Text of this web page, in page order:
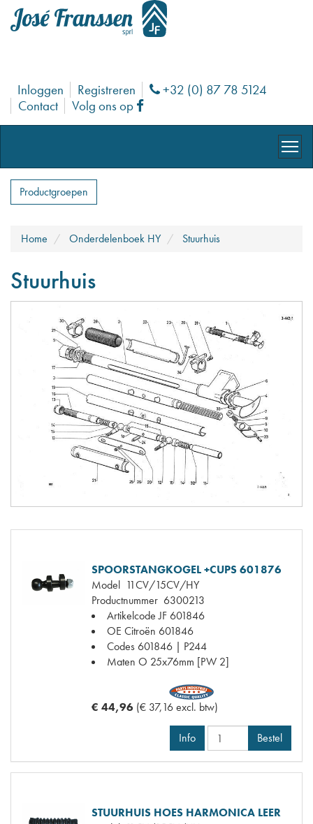
Inloggen Registreren Phone
+32 (0) 87 78 5124
Contact
Volg ons op Facebook
Productgroepen
Home Onderdelenboek HY Stuurhuis
Stuurhuis
SPOORSTANGKOGEL +CUPS 601876
Model 11CV/15CV/HY
Productnummer 6300213
Artikelcode JF 601846
OE Citroën 601846
Codes 601846 | P244
Maten O 25x76mm [PW 2]
€ 44,96 (€ 37,16 excl. btw)
Info Bestel
STUURHUIS HOES HARMONICA LEER